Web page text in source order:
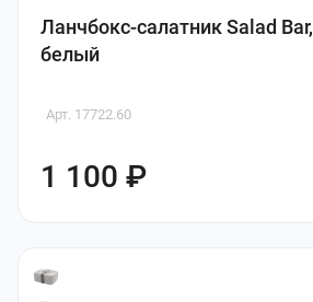
Ланчбокс-салатник Salad Bar,
белый
Арт. 17722.60
1 100 ₽